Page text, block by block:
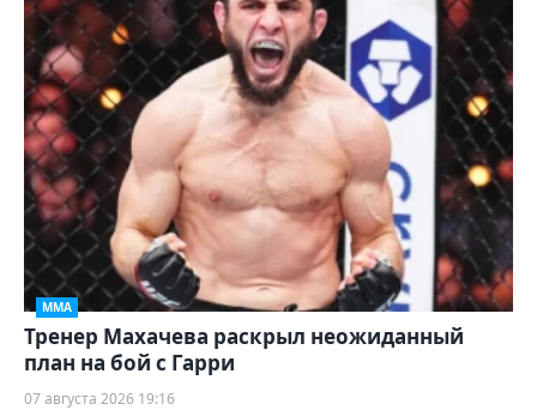
ММА
Тренер Махачева раскрыл неожиданный
план на бой с Гарри
07 августа 2026 19:16